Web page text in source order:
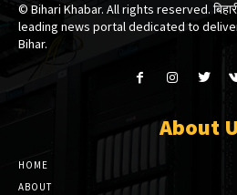
© Bihari Khabar. All rights reserved.
leading news portal dedicated to
Bihar.
About
HOME
ABOUT